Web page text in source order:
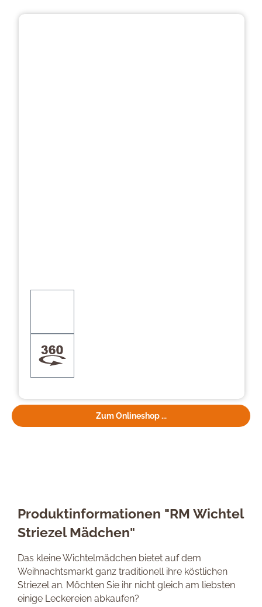
Zum Onlineshop ...
Produktinformationen "RM Wichtel
Striezel Mädchen"
Das kleine Wichtelmädchen bietet auf dem
Weihnachtsmarkt ganz traditionell ihre köstlichen
Striezel an. Möchten Sie ihr nicht gleich am liebsten
einige Leckereien abkaufen?